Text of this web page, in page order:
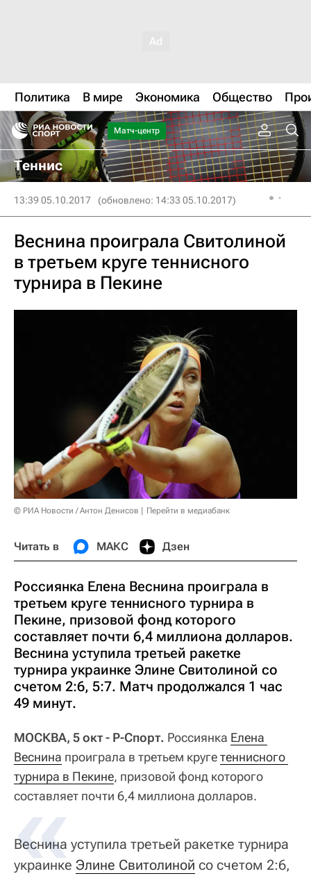
Политика В мире Экономика Общество
Матч-центр
Теннис
13:39 05.10.2017 (обновлено: 14:33 05.10.2017)
Веснина проиграла Свитолиной
в третьем круге теннисного
турнира в Пекине
© РИА Новости / Антон Денисов Перейти в медиабанк
Читать в МАКС Дзен
Россиянка Елена Веснина проиграла в
третьем круге теннисного турнира в
Пекине, призовой фонд которого
составляет почти 6,4 миллиона долларов.
Веснина уступила третьей ракетке
турнира украинке Элине Свитолиной со
счетом 2:6, 5:7. Матч продолжался 1 час
49 минут.
МОСКВА, 5 окт - Р-Спорт. Россиянка Елена
Веснина проиграла в третьем кругетеннисного
турнира в Пекине, призовой фонд которого
составляет почти 6,4 миллиона долларов.
Веснина уступила третьей ракетке турнира
украинке Элине Свитолиной со счетом 2:6,